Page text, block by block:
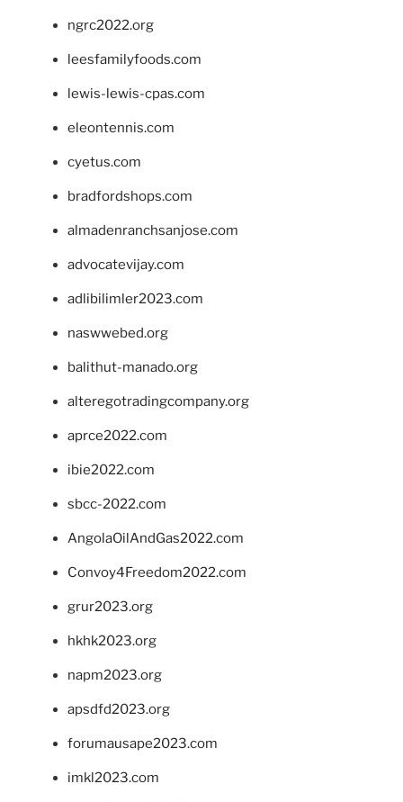
ngrc2022.org
leesfamilyfoods.com
lewis-lewis-cpas.com
eleontennis.com
cyetus.com
bradfordshops.com
almadenranchsanjose.com
advocatevijay.com
adlibilimler2023.com
naswwebed.org
balithut-manado.org
alteregotradingcompany.org
aprce2022.com
ibie2022.com
sbcc-2022.com
AngolaOilAndGas2022.com
Convoy4Freedom2022.com
grur2023.org
hkhk2023.org
napm2023.org
apsdfd2023.org
forumausape2023.com
imkl2023.com